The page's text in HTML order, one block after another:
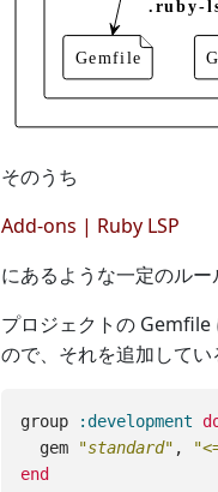
そのうち
Add-ons | Ruby LSP
にあるような一定のル
プロジェクトの
ので、それを追加してい
group :development
gem
"standard" ,
end